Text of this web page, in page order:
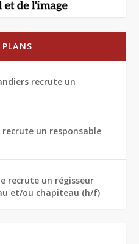
recrute un
un responsable
recrute un régisseur
et/ou chapiteau (h/f)